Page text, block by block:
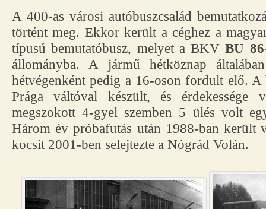
A 400-as városi autóbuszcsalád
történt meg. Ekkor került a céghez a
típusú bemutatóbusz, melyet a BKVBU
állományba. A jármű hétköznap
hétvégenként pedig a 16-oson fordult elő. A
Prága váltóval készült, és
megszokott 4-gyel szemben 5 ülés volt
Három év próbafutás után 1988-ban került
kocsit 2001-ben selejtezte a Nógrád Volán.